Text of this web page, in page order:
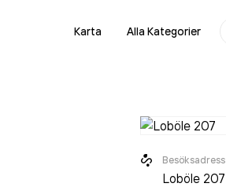
Karta Alla Kategorier
Besöksadress
Loböle 207